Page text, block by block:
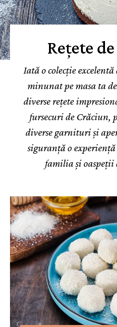
Rețete
Iată o colecție
minunat pe masa ta
diverse rețete
fursecuri de Crăciun,
diverse garnituri și
siguranță o
familia și oaspeții